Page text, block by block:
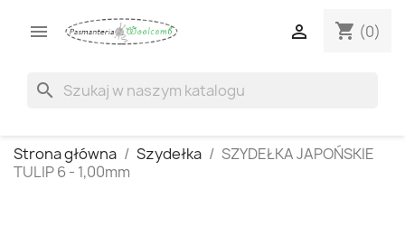
 shopping_cart (0)

search
Strona główna Szydełka
SZYDEŁKA JAPOŃSKIE
TULIP 6 - 1,00mm